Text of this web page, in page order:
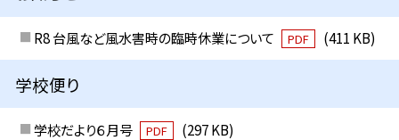
R8 台風など風水害時の臨時休業について PDF (411 KB)
学校便り
学校だより６月号 PDF
(297 KB)